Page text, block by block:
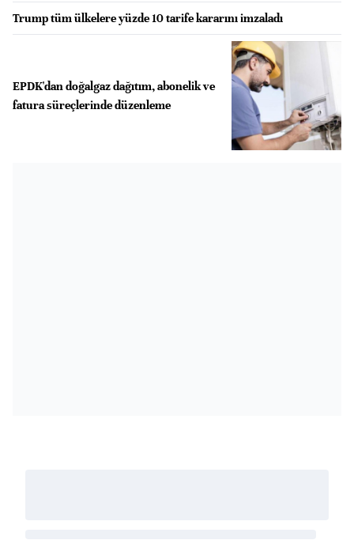
Trump tüm ülkelere yüzde 10 tarife kararını imzaladı
EPDK'dan doğalgaz dağıtım, abonelik ve
fatura süreçlerinde düzenleme